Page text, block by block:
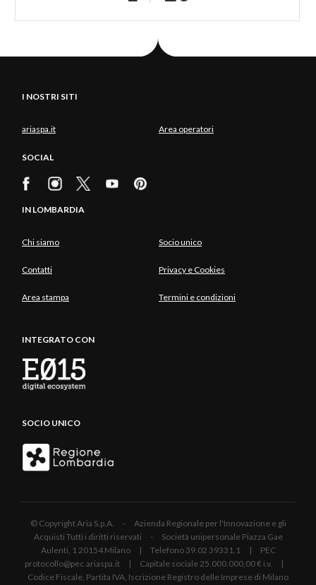
I NOSTRI SITI
ariaspa.it Area operatori
SOCIAL
IN LOMBARDIA
Chi siamo Socio unico
Contatti Privacy e Cookies
Area stampa Termini e condizioni
INTEGRATO CON
SOCIO UNICO
© Copyright Aria S.p.A. - Azienda Regionale per l'Innovazione e gli
Acquisti Tutti i diritti riservati - Società unipersonale Piazza Gae
Aulenti, 1 20154 Milano | Telefono 39.02 39331.1 | PEC
protocollo@pec.ariaspa.it | Capitale sociale 25.000.000,00 € i.v. |
Codice Fiscale, Partita IVA, Iscrizione Registro delle Imprese di Milano